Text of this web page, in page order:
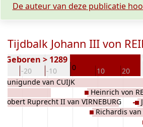
De auteur van deze publicatie
Tijdbalk Johann III von
-20 -10 0 10 20
Geboren > 1289
Cunigunde van CUIJK
Robert Ruprecht II van VIRNEBURG
Heinrich von
Richardis